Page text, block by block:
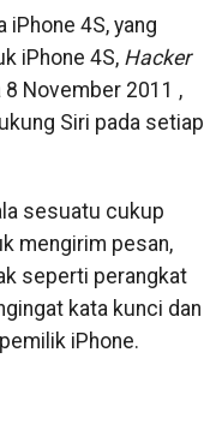
iPhone 4S, yang
iPhone 4S,Hacker
November 2011 ,
Siri pada setiap
sesuatu cukup
mengirim pesan,
seperti perangkat
kata kunci dan
iPhone.